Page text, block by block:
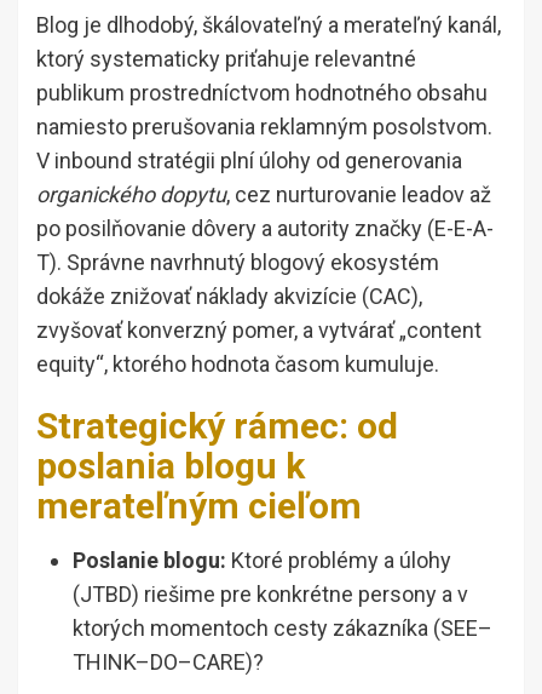
Blog je dlhodobý, škálovateľný a merateľný kanál,
ktorý systematicky priťahuje relevantné
publikum prostredníctvom hodnotného obsahu
namiesto prerušovania reklamným posolstvom.
V inbound stratégii plní úlohy od generovania
organického dopytu, cez nurturovanie leadov až
po posilňovanie dôvery a autority značky (E-E-A-
T). Správne navrhnutý blogový ekosystém
dokáže znižovať náklady akvizície (CAC),
zvyšovať konverzný pomer, a vytvárať „content
equity“, ktorého hodnota časom kumuluje.
Strategický rámec: od
poslania blogu k
merateľným cieľom
Poslanie blogu: Ktoré problémy a úlohy
(JTBD) riešime pre konkrétne persony a v
ktorých momentoch cesty zákazníka (SEE–
THINK–DO–CARE)?